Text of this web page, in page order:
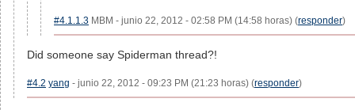
#4.1.1.3 MBM - junio 22, 2012 - 02:58 PM (14:58 horas) (responder)
Did someone say Spiderman thread?!
#4.2 yang - junio 22, 2012 - 09:23 PM (21:23 horas) (responder)